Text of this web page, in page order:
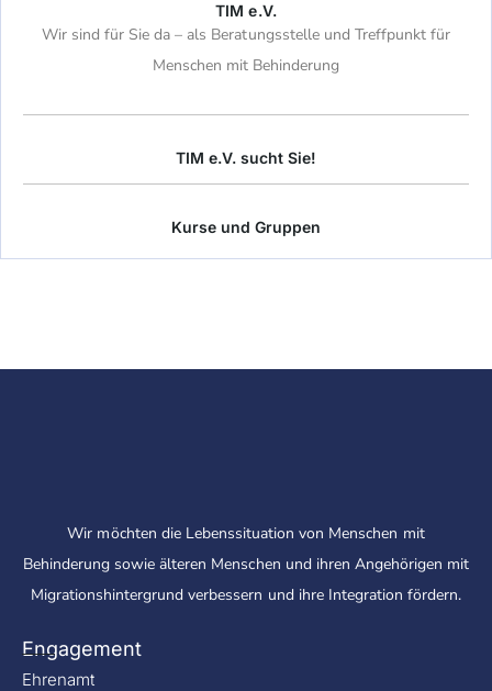
TIM e.V.
Wir sind für Sie da – als Beratungsstelle und Treffpunkt für
Menschen mit Behinderung
TIM e.V. sucht Sie!
Kurse und Gruppen
Wir möchten die Lebenssituation von Menschen mit
Behinderung sowie älteren Menschen und ihren Angehörigen mit
Migrationshintergrund verbessern und ihre Integration fördern.
Engagement
Ehrenamt